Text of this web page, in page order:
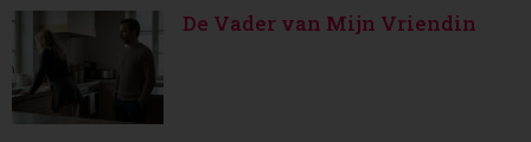
De Vader van Mijn Vriendin